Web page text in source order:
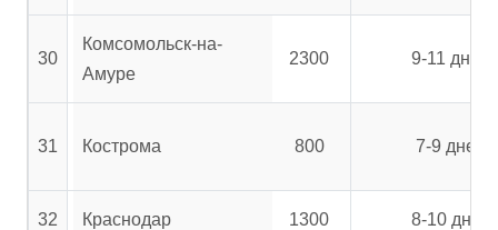
30
Комсомольск-на-
Амуре
2300 9-11 дней
31 Кострома 800 7-9 дней
32 Краснодар 1300 8-10 дней